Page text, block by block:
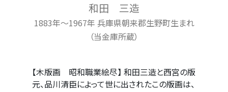
和田 三造
1883年～1967年 兵庫県朝来郡生野町生まれ
（当金庫所蔵）
【木版画 昭和職業絵尽】 和田三造と西宮の版
元、品川清臣によって世に出されたこの版画は、